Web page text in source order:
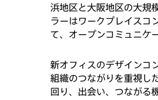
浜地区と大阪地区の大規
ラーはワークプレイスコ
て、オープンコミュニケ
新オフィスのデザインコ
組織のつながりを重視し
回り、出会い、つながる